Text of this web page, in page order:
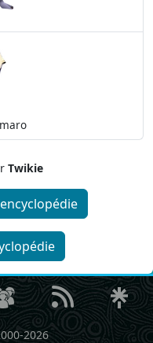
Twikie
2026